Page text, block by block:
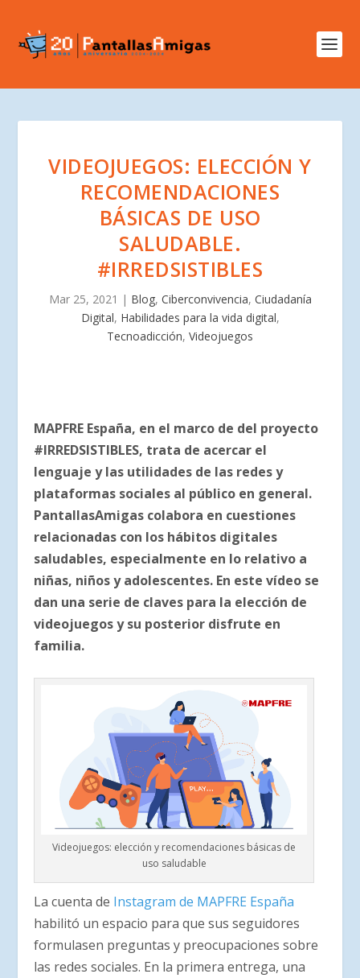
VIDEOJUEGOS: ELECCIÓN Y
RECOMENDACIONES
BÁSICAS DE USO
SALUDABLE.
#IRREDSISTIBLES
Mar 25, 2021 | Blog, Ciberconvivencia, Ciudadanía
Digital, Habilidades para la vida digital,
Tecnoadicción, Videojuegos
MAPFRE España, en el marco de del proyecto
#IRREDSISTIBLES, trata de acercar el
lenguaje y las utilidades de las redes y
plataformas sociales al público en general.
PantallasAmigas colabora en cuestiones
relacionadas con los hábitos digitales
saludables, especialmente en lo relativo a
niñas, niños y adolescentes. En este vídeo se
dan una serie de claves para la elección de
videojuegos y su posterior disfrute en
familia.
Videojuegos: elección y recomendaciones básicas de
uso saludable
La cuenta de Instagram de MAPFRE España
habilitó un espacio para que sus seguidores
formulasen preguntas y preocupaciones sobre
las redes sociales. En la primera entrega, una